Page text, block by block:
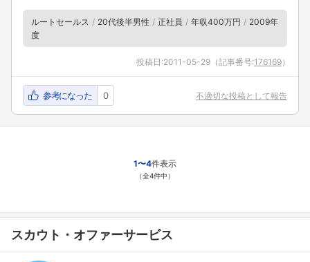
こちらの企業もフォローしませんか？
ルートセールス 20代後半男性 正社員 年収400万円
2009年
度
投稿日:2011-05-29 （記事番号:176169）
参考になった 0 不適切な投稿として報告
1〜4件表示
（全4件中）
スカウト・オファーサービス